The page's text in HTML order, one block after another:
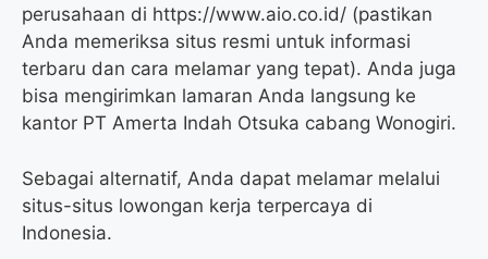
perusahaan di https://www.aio.co.id/ (pastikan
Anda memeriksa situs resmi untuk informasi
terbaru dan cara melamar yang tepat). Anda juga
bisa mengirimkan lamaran Anda langsung ke
kantor PT Amerta Indah Otsuka cabang Wonogiri.
Sebagai alternatif, Anda dapat melamar melalui
situs-situs lowongan kerja terpercaya di
Indonesia.